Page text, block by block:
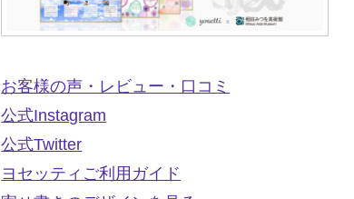
お客様の声・レビュー・口コミ
公式Instagram
公式Twitter
ヨセッティご利用ガイド